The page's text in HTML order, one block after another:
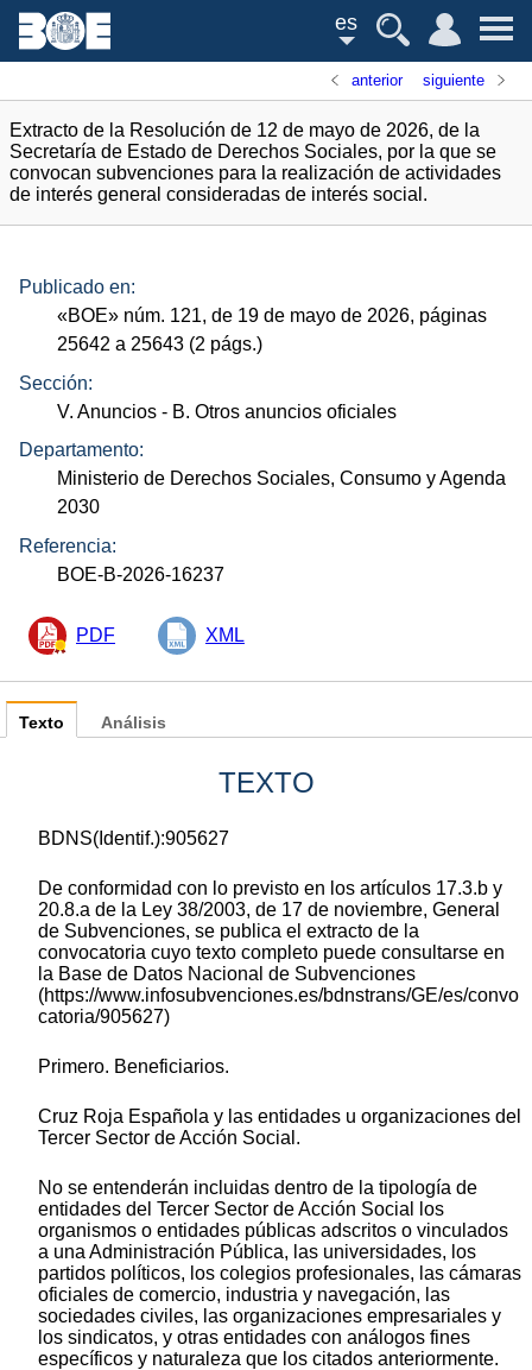
es
anterior siguiente
Extracto de la Resolución de 12 de mayo de 2026, de la
Secretaría de Estado de Derechos Sociales, por la que se
convocan subvenciones para la realización de actividades
de interés general consideradas de interés social.
Publicado en:
«BOE» núm. 121, de 19 de mayo de 2026, páginas
25642 a 25643 (2 págs.)
Sección:
V. Anuncios - B. Otros anuncios oficiales
Departamento:
Ministerio de Derechos Sociales, Consumo y Agenda
2030
Referencia:
BOE-B-2026-16237
PDF XML
Texto
TEXTO
BDNS(Identif.):905627
De conformidad con lo previsto en los artículos 17.3.b y
20.8.a de la Ley 38/2003, de 17 de noviembre, General
de Subvenciones, se publica el extracto de la
convocatoria cuyo texto completo puede consultarse en
la Base de Datos Nacional de Subvenciones
(https://www.infosubvenciones.es/bdnstrans/GE/es/convo
catoria/905627)
Primero. Beneficiarios.
Cruz Roja Española y las entidades u organizaciones del
Tercer Sector de Acción Social.
No se entenderán incluidas dentro de la tipología de
entidades del Tercer Sector de Acción Social los
organismos o entidades públicas adscritos o vinculados
a una Administración Pública, las universidades, los
partidos políticos, los colegios profesionales, las cámaras
oficiales de comercio, industria y navegación, las
sociedades civiles, las organizaciones empresariales y
los sindicatos, y otras entidades con análogos fines
específicos y naturaleza que los citados anteriormente.
Análisis